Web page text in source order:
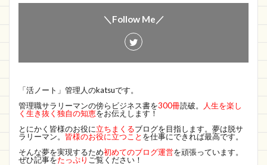
＼Follow Me／
「活ノート」管理人のkatsuです。
管理職サラリーマンの傍らビジネス書を300冊読破。
人生を楽し
く生き抜く独自の知恵をお伝えします！
とにかく皆様のお役に立ちまくるブログを目指します。夢は脱サ
ラリーマン。 皆様のお役に立つこと を仕事にできれば最高です。
そんな夢を実現するため初めてのブログ運営を頑張っています。
ぜひ記事をたっぷり ご覧ください！